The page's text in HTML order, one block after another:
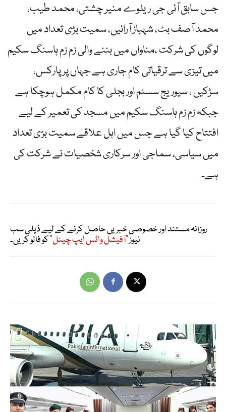
جس سابق آئی جی ریلوے منیر چشتی، محمد طیب،
محمد آصف بٹ، شہباز آرائیں، سمیت بڑی تعداد میں
لوگوں کی شرکت ،مناواں میں بننے والی زم زم ہاسنگ سکیم
میں تیزی سے ترقیاتی کام جاری ہے جہاں پر پارکس،
سڑکیں ، سیوریج سسٹم اور بجلی کا کام مکمل ہوچکا ہے
جبکہ زم زم ہاسنگ سکیم میں مسجد کی تعمیر کے لیے
افتتاح کیا گیا ہے جس میں اہل علاقے سمیت بڑی تعداد
میں سیاسی، سماجی اور سرکاری شخصیات نے شرکت کی
ہے۔
روزانہ مستند اور خصوصی خبریں حاصل کرنے کے لیے ڈیلی سب
نیوز"آفیشل واٹس ایپ چینل"کو فالو کریں۔